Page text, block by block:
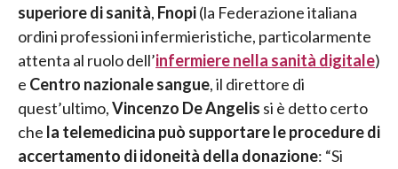
superiore di sanità, Fnopi(la Federazione italiana
ordini professioni infermieristiche, particolarmente
attenta al ruolo dell’infermiere nella sanità digitale)
e Centro nazionale sangue, il direttore di
quest’ultimo,Vincenzo De Angelis si è detto certo
che la telemedicina può supportare le procedure di
accertamento di idoneità della donazione: “Si